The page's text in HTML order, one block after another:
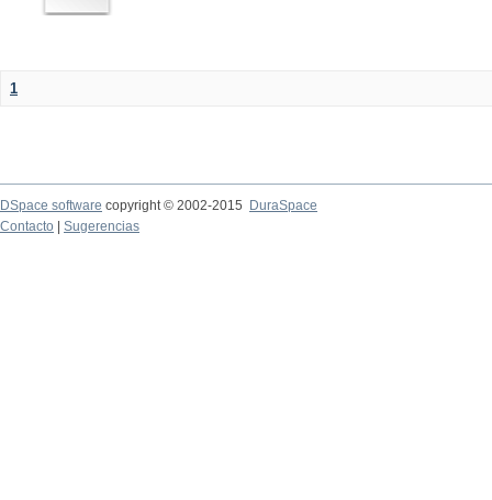
1
DSpace software copyright © 2002-2015
DuraSpace
Contacto
Sugerencias